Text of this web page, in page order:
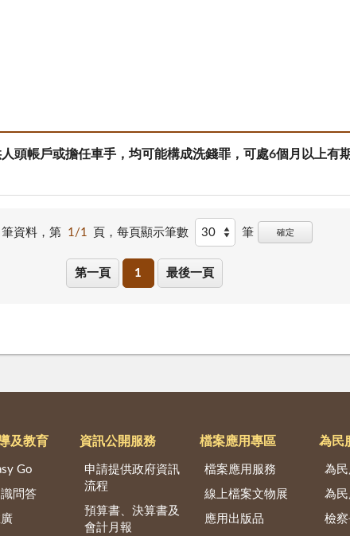
頭帳戶或擔任車手，均可能構成洗錢罪，可處6個月以上有
筆資料，第 1/1 頁，每頁顯示筆數 筆 確定
第一頁 1 最後一頁
及教育
Go
問答
資訊公開服務
申請提供政府資訊
流程
預算書、決算書及
會計月報
檔案應用專區
檔案應用服務
線上檔案文物展
應用出版品
為民
為
為
檢